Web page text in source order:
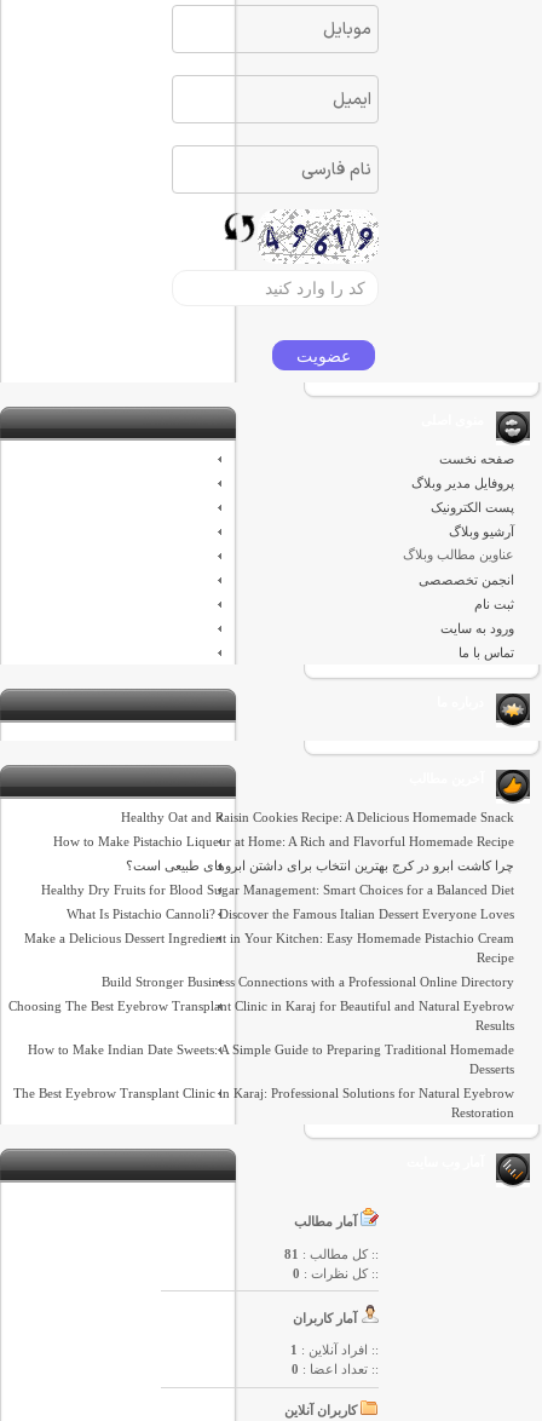
صفحه نخست
پروفایل مدیر وبلاگ
پست الکترونیک
آرشیو وبلاگ
عناوین مطالب وبلاگ
انجمن تخصصصی
ثبت نام
ورود به سایت
تماس با ما
Healthy Oat and Raisin Cookies Recipe: A Delicious Homemade Snack
How to Make Pistachio Liqueur at Home: A Rich and Flavorful Homemade Recipe
چرا کاشت ابرو در کرج بهترین انتخاب برای داشتن ابروهای طبیعی است؟
Healthy Dry Fruits for Blood Sugar Management: Smart Choices for a Balanced Diet
What Is Pistachio Cannoli? Discover the Famous Italian Dessert Everyone Loves
Make a Delicious Dessert Ingredient in Your Kitchen: Easy Homemade Pistachio Cream
Recipe
Build Stronger Business Connections with a Professional Online Directory
Choosing The Best Eyebrow Transplant Clinic in Karaj for Beautiful and Natural Eyebrow
Results
How to Make Indian Date Sweets: A Simple Guide to Preparing Traditional Homemade
Desserts
The Best Eyebrow Transplant Clinic in Karaj: Professional Solutions for Natural Eyebrow
Restoration
آمار مطالب
:: کل مطالب :
81
:: کل نظرات : 0
آمار کاربران
:: افراد آنلاین : 1
:: تعداد اعضا : 0
کاربران آنلاین